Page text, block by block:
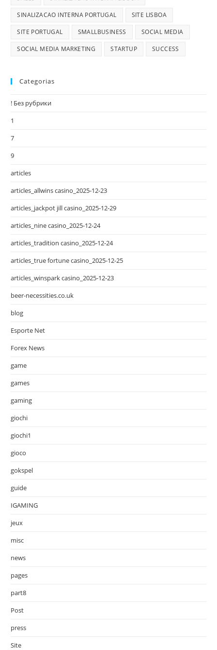
SINALIZACAO INTERNA PORTUGAL SITE LISBOA
SITE PORTUGAL SMALLBUSINESS SOCIAL MEDIA
SOCIAL MEDIA MARKETING STARTUP SUCCESS
Categorias
! Без рубрики
1
7
9
articles
articles_allwins casino_2025-12-23
articles_jackpot jill casino_2025-12-29
articles_nine casino_2025-12-24
articles_tradition casino_2025-12-24
articles_true fortune casino_2025-12-25
articles_winspark casino_2025-12-23
beer-necessities.co.uk
blog
Esporte Net
Forex News
game
games
gaming
giochi
giochi1
gioco
gokspel
guide
IGAMING
jeux
misc
news
pages
part8
Post
press
Site